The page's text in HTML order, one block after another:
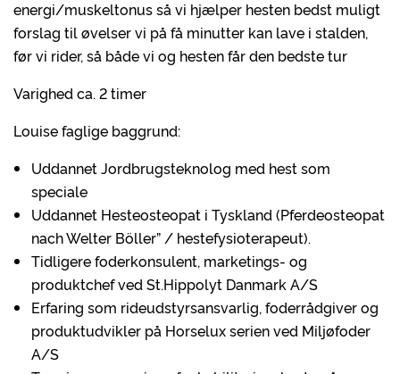
energi/muskeltonus så vi hjælper hesten bedst muligt
forslag til øvelser vi på få minutter kan lave i stalden,
før vi rider, så både vi og hesten får den bedste tur
Varighed ca. 2 timer
Louise faglige baggrund:
Uddannet Jordbrugsteknolog med hest som
speciale
Uddannet Hesteosteopat i Tyskland (Pferdeosteopat
nach Welter Böller” / hestefysioterapeut).
Tidligere foderkonsulent, marketings- og
produktchef ved St.Hippolyt Danmark A/S
Erfaring som rideudstyrsansvarlig, foderrådgiver og
produktudvikler på Horselux serien ved Miljøfoder
A/S